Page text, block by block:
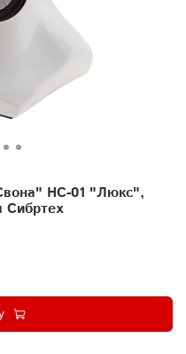
НС-01 "Люкс",
Сибртех